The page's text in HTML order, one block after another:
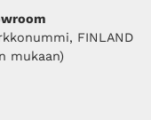
FINLAND
mukaan)